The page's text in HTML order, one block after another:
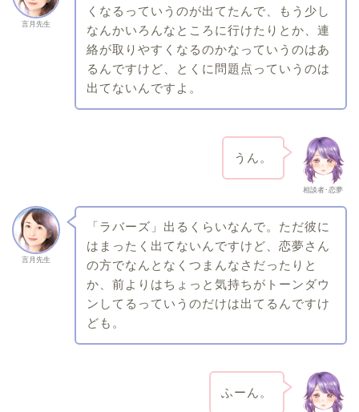
言月先生
くなるっていうのが出てたんで、もう少し
なんかいろんなところに行けたりとか、連
絡が取りやすくなるのかなっていうのはあ
るんですけど、とくに問題点っていうのは
出てないんですよ。
相談者･恋夢
うん。
言月先生
「ラバーズ」出るくらいなんで。ただ彼に
はまったく出てないんですけど、恋夢さん
の方でなんとなくつまんなさだったりと
か、前よりはちょっと気持ちがトーンダウ
ンしてるっていうのだけは出てるんですけ
ども。
ふーん。